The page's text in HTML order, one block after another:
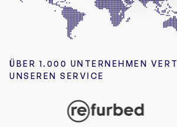
ÜBER 1.000 UNTERNEHMEN
UNSEREN SERVICE